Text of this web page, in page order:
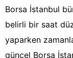
Borsa İstanbul
belirli bir saat
yaparken
güncel Borsa